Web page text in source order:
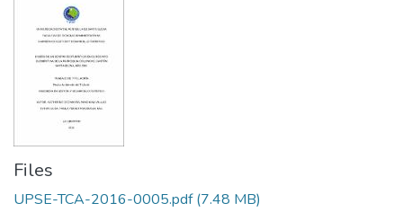
Files
UPSE-TCA-2016-0005.pdf(7.48 MB)